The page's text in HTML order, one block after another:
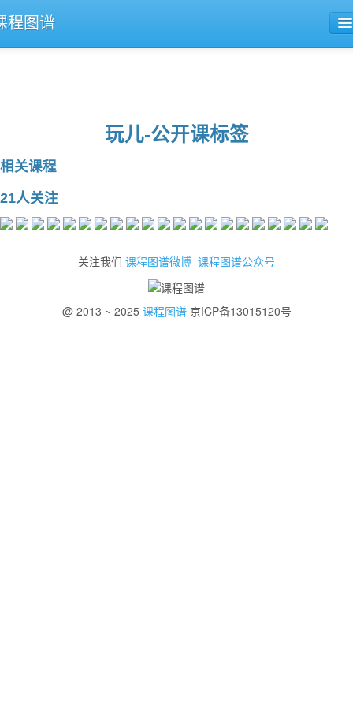
程图谱
玩儿-公开课标签
相关课程
21人关注
关注我们 课程图谱微博 课程图谱公众号
@ 2013 ~ 2025 课程图谱京ICP备13015120号